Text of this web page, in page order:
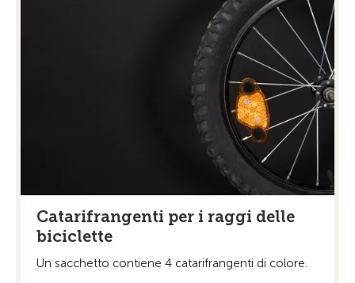
Catarifrangenti per i raggi delle
biciclette
Un sacchetto contiene 4 catarifrangenti di colore.